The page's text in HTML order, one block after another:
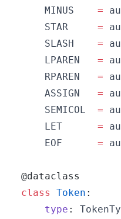
    MINUS
=
    STAR
=
    SLASH
=
    LPAREN
=
    RPAREN
=
    ASSIGN
=
    SEMICOL
=
    LET
=
    EOF
=
@dataclass
class
Token :
type :